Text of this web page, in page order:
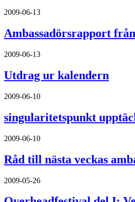
2009-06-13
Ambassadörsrapport
2009-06-13
Utdrag ur kalendern
2009-06-10
singularitetspunkt
2009-06-10
Råd till nästa veckas
2009-05-26